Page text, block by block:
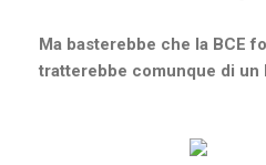
Ma basterebbe che la BCE
tratterebbe comunque di un